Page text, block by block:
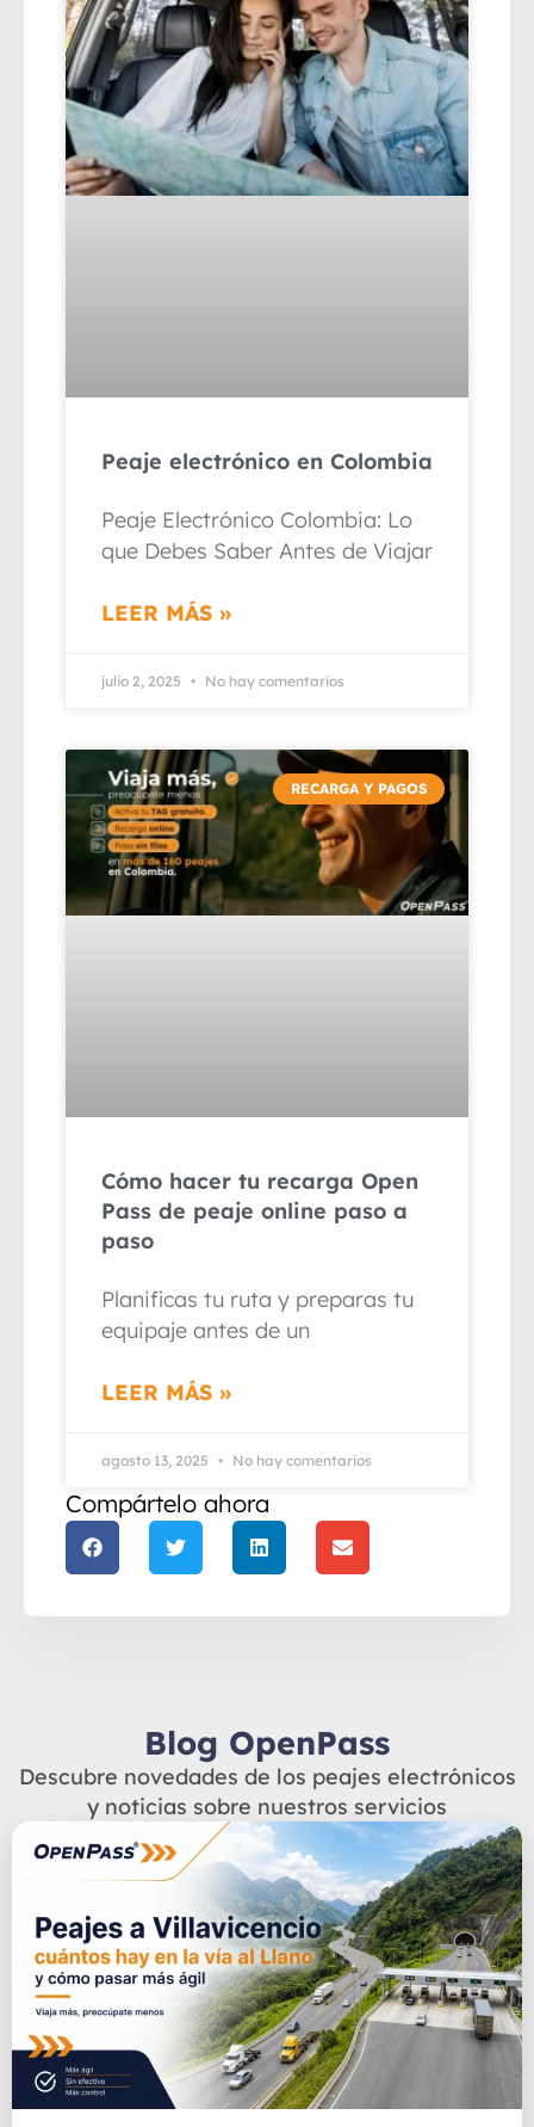
Peaje electrónico en Colombia
Peaje Electrónico Colombia: Lo
que Debes Saber Antes de Viajar
LEER MÁS »
julio 2, 2025 No hay comentarios
RECARGA Y PAGOS
Cómo hacer tu recarga Open
Pass de peaje online paso a
paso
Planificas tu ruta y preparas tu
equipaje antes de un
LEER MÁS »
agosto 13, 2025 No hay comentarios
Compártelo ahora
Blog OpenPass
Descubre novedades de los peajes electrónicos
y noticias sobre nuestros servicios